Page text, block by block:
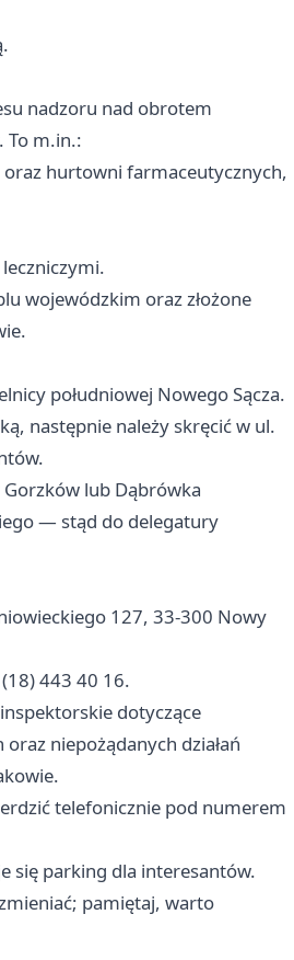
nadzoru nad obrotem
To m.in.:
oraz hurtowni farmaceutycznych,
wojewódzkim oraz złożone
południowej Nowego Sącza.
następnie należy skręcić w ul.
lub Dąbrówka
— stąd do delegatury
127, 33-300 Nowy
443 40 16.
dotyczące
niepożądanych działań
telefonicznie pod numerem
się parking dla interesantów.
pamiętaj, warto